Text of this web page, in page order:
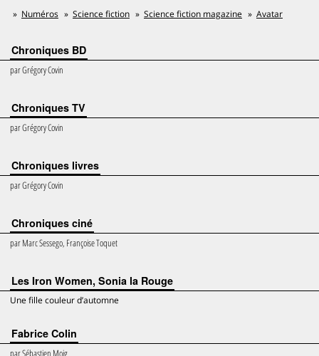
Numéros Science fiction Science fiction magazine Avatar
Chroniques BD
parGrégory Covin
Chroniques TV
parGrégory Covin
Chroniques livres
parGrégory Covin
Chroniques ciné
parMarc Sessego, Françoise Toquet
Les Iron Women, Sonia la Rouge
Une fille couleur d’automne
Fabrice Colin
parSébastien Moig